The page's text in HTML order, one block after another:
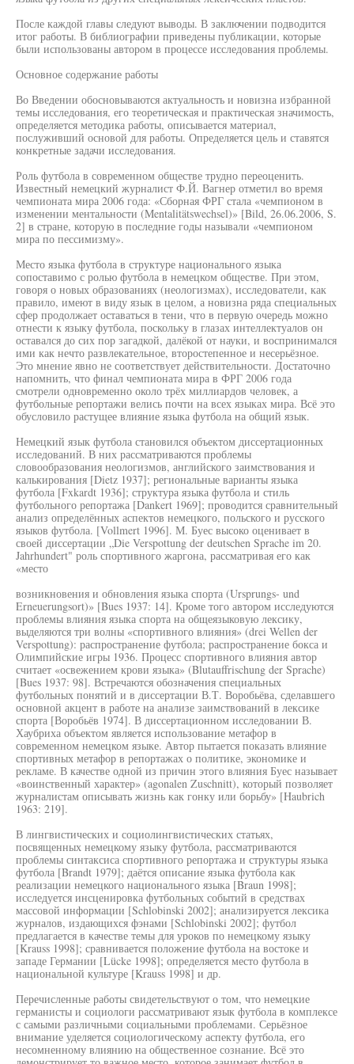
После каждой главы следуют выводы. В заключении подводится
итог работы. В библиографии приведены публикации, которые
были использованы автором в процессе исследования проблемы.
Основное содержание работы
Во Введении обосновываются актуальность и новизна избранной
темы исследования, его теоретическая и практическая значимость,
определяется методика работы, описывается материал,
послуживший основой для работы. Определяется цель и ставятся
конкретные задачи исследования.
Роль футбола в современном обществе трудно переоценить.
Известный немецкий журналист Ф.Й. Вагнер отметил во время
чемпионата мира 2006 года: «Сборная ФРГ стала «чемпионом в
изменении ментальности (Mentalitätswechsel)» [Bild, 26.06.2006, S.
2] в стране, которую в последние годы называли «чемпионом
мира по пессимизму».
Место языка футбола в структуре национального языка
сопоставимо с ролью футбола в немецком обществе. При этом,
говоря о новых образованиях (неологизмах), исследователи, как
правило, имеют в виду язык в целом, а новизна ряда специальных
сфер продолжает оставаться в тени, что в первую очередь можно
отнести к языку футбола, поскольку в глазах интеллектуалов он
оставался до сих пор загадкой, далёкой от науки, и воспринимался
ими как нечто развлекательное, второстепенное и несерьёзное.
Это мнение явно не соответствует действительности. Достаточно
напомнить, что финал чемпионата мира в ФРГ 2006 года
смотрели одновременно около трёх миллиардов человек, а
футбольные репортажи велись почти на всех языках мира. Всё это
обусловило растущее влияние языка футбола на общий язык.
Немецкий язык футбола становился объектом диссертационных
исследований. В них рассматриваются проблемы
словообразования неологизмов, английского заимствования и
калькирования [Dietz 1937]; региональные варианты языка
футбола [Fxkardt 1936]; структура языка футбола и стиль
футбольного репортажа [Dankert 1969]; проводится сравнительный
анализ определённых аспектов немецкого, польского и русского
языков футбола. [Vollmert 1996]. М. Буес высоко оценивает в
своей диссертации „Die Verspottung der deutschen Sprache im 20.
Jahrhundert" роль спортивного жаргона, рассматривая его как
«место
возникновения и обновления языка спорта (Ursprungs- und
Erneuerungsort)» [Bues 1937: 14]. Кроме того автором исследуются
проблемы влияния языка спорта на общеязыковую лексику,
выделяются три волны «спортивного влияния» (drei Wellen der
Verspottung): распространение футбола; распространение бокса и
Олимпийские игры 1936. Процесс спортивного влияния автор
считает «освежением крови языка» (Blutauffrischung der Sprache)
[Bues 1937: 98]. Встречаются обозначения специальных
футбольных понятий и в диссертации В.Т. Воробьёва, сделавшего
основной акцент в работе на анализе заимствований в лексике
спорта [Воробьёв 1974]. В диссертационном исследовании В.
Хаубриха объектом является использование метафор в
современном немецком языке. Автор пытается показать влияние
спортивных метафор в репортажах о политике, экономике и
рекламе. В качестве одной из причин этого влияния Буес называет
«воинственный характер» (agonalen Zuschnitt), который позволяет
журналистам описывать жизнь как гонку или борьбу» [Haubrich
1963: 219].
В лингвистических и социолингвистических статьях,
посвященных немецкому языку футбола, рассматриваются
проблемы синтаксиса спортивного репортажа и структуры языка
футбола [Brandt 1979]; даётся описание языка футбола как
реализации немецкого национального языка [Braun 1998];
исследуется инсценировка футбольных событий в средствах
массовой информации [Schlobinski 2002]; анализируется лексика
журналов, издающихся фэнами [Schlobinski 2002]; футбол
предлагается в качестве темы для уроков по немецкому языку
[Krauss 1998]; сравнивается положение футбола на востоке и
западе Германии [Lücke 1998]; определяется место футбола в
национальной культуре [Krauss 1998] и др.
Перечисленные работы свидетельствуют о том, что немецкие
германисты и социологи рассматривают язык футбола в комплексе
с самыми различными социальными проблемами. Серьёзное
внимание уделяется социологическому аспекту футбола, его
несомненному влиянию на общественное сознание. Всё это